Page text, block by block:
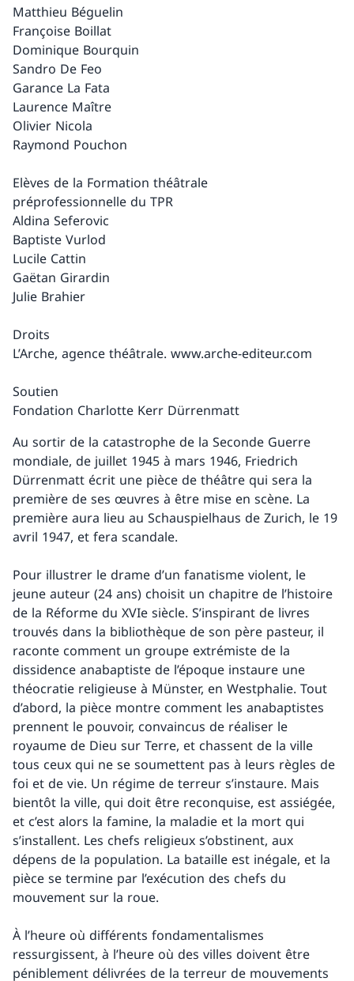
Matthieu Béguelin
Françoise Boillat
Dominique Bourquin
Sandro De Feo
Garance La Fata
Laurence Maître
Olivier Nicola
Raymond Pouchon
Elèves de la Formation théâtrale
préprofessionnelle du TPR
Aldina Seferovic
Baptiste Vurlod
Lucile Cattin
Gaëtan Girardin
Julie Brahier
Droits
L’Arche, agence théâtrale. www.arche-editeur.com
Soutien
Fondation Charlotte Kerr Dürrenmatt
Au sortir de la catastrophe de la Seconde Guerre
mondiale, de juillet 1945 à mars 1946, Friedrich
Dürrenmatt écrit une pièce de théâtre qui sera la
première de ses œuvres à être mise en scène. La
première aura lieu au Schauspielhaus de Zurich, le 19
avril 1947, et fera scandale.
Pour illustrer le drame d’un fanatisme violent, le
jeune auteur (24 ans) choisit un chapitre de l’histoire
de la Réforme du XVIe siècle. S’inspirant de livres
trouvés dans la bibliothèque de son père pasteur, il
raconte comment un groupe extrémiste de la
dissidence anabaptiste de l’époque instaure une
théocratie religieuse à Münster, en Westphalie. Tout
d’abord, la pièce montre comment les anabaptistes
prennent le pouvoir, convaincus de réaliser le
royaume de Dieu sur Terre, et chassent de la ville
tous ceux qui ne se soumettent pas à leurs règles de
foi et de vie. Un régime de terreur s’instaure. Mais
bientôt la ville, qui doit être reconquise, est assiégée,
et c’est alors la famine, la maladie et la mort qui
s’installent. Les chefs religieux s’obstinent, aux
dépens de la population. La bataille est inégale, et la
pièce se termine par l’exécution des chefs du
mouvement sur la roue.
À l’heure où différents fondamentalismes
ressurgissent, à l’heure où des villes doivent être
péniblement délivrées de la terreur de mouvements